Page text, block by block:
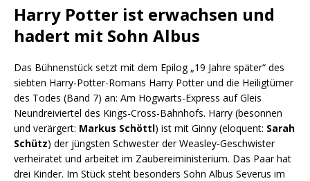
Harry Potter ist erwachsen und
hadert mit Sohn Albus
Das Bühnenstück setzt mit dem Epilog „19 Jahre später“ des
siebten Harry-Potter-Romans Harry Potter und die Heiligtümer
des Todes (Band 7) an: Am Hogwarts-Express auf Gleis
Neundreiviertel des Kings-Cross-Bahnhofs. Harry (besonnen
und verärgert: Markus Schöttl) ist mit Ginny (eloquent: Sarah
Schütz) der jüngsten Schwester der Weasley-Geschwister
verheiratet und arbeitet im Zaubereiministerium. Das Paar hat
drei Kinder. Im Stück steht besonders Sohn Albus Severus im